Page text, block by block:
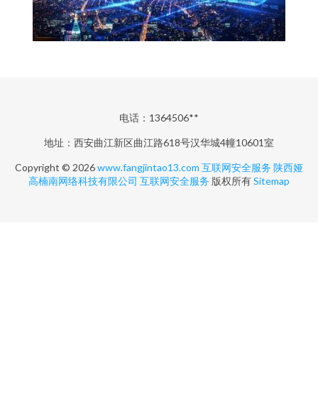
电话：1364506**
地址：西安曲江新区曲江路618号汉华城4幢10601室
Copyright © 2026www.fangjintao13.com 互联网安全服务 陕西娅
高楠南网络科技有限公司 互联网安全服务 版权所有Sitemap